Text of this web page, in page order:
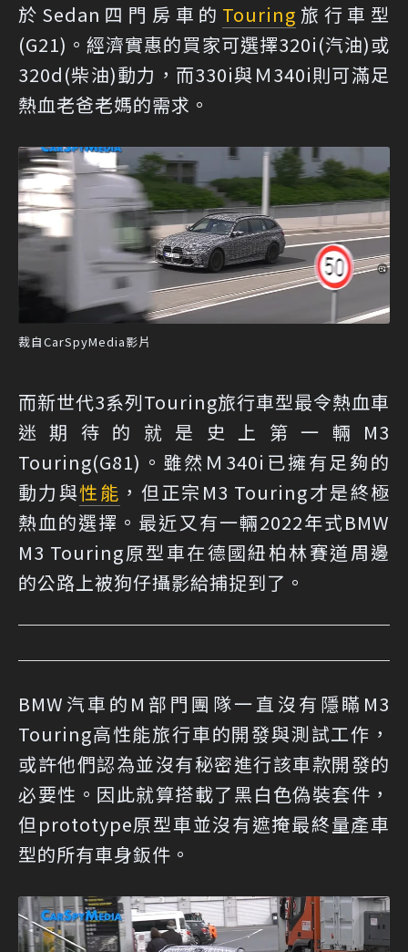
於Sedan四門房車的 Touring 旅行車型
(G21)。經濟實惠的買家可選擇320i(汽油)或
320d(柴油)動力，而330i與Ｍ340i則可滿足
熱血老爸老媽的需求。
裁自CarSpyMedia影片
而新世代3系列Touring旅行車型最令熱血車
迷期待的就是史上第一輛M3
Touring(G81)。雖然Ｍ340i已擁有足夠的
動力與性能 ，但正宗M3 Touring才是終極
熱血的選擇。最近又有一輛2022年式BMW
M3 Touring原型車在德國紐柏林賽道周邊
的公路上被狗仔攝影給捕捉到了。
BMW汽車的M部門團隊一直沒有隱瞞M3
Touring高性能旅行車的開發與測試工作，
或許他們認為並沒有秘密進行該車款開發的
必要性。因此就算搭載了黑白色偽裝套件，
但prototype原型車並沒有遮掩最終量產車
型的所有車身鈑件。